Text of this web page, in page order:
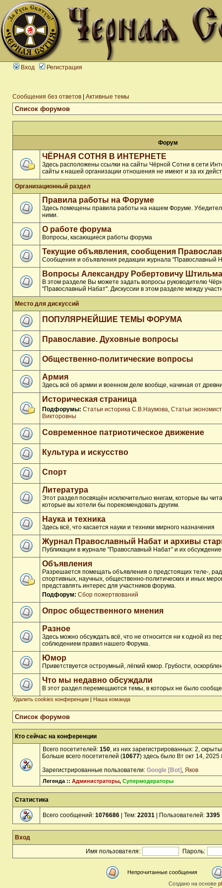
Вход Регистрация
Сообщения без ответов Активные темы
Список форумов
Форум
ЧЁРНАЯ СОТНЯ В ИНТЕРНЕТЕ
Здесь расположены ссылки на сайты Чёрной Сотни в сети
сайты к нашей организации отношения не имеют и за их
Организационный раздел
Правила работы на Форуме
Здесь помещены правила работы на нашем Форуме.
ними.
О работе форума
Вопросы, касающиеся работы форума
Текущие объявления, сообщения
Сообщения и объявления редакции журнала "Православный
Вопросы Александру Робертовичу
В этом разделе Вы можете задать вопросы руководителю
"Православный Набат". Дискуссии в этом разделе между
Место для дискуссий
ПОПУЛЯРНЕЙШИЕ ТЕМЫ ФОРУМА
Православие. Духовные вопросы
Общественно-политические вопросы
Армия
Здесь всё об армии и военном деле вообще, начиная от
Историческая страница
Подфорумы: Статьи историка С.В.Наумова, Статьи
Викторовны
Современное патриотическое движение
Культура и искусство
Спорт
Литература
Этот раздел посвящён исключительно книгам, которые вы
которые вы хотели бы порекомендовать другим.
Наука и техника
Здесь всё, что касается науки и техники мирного назначения
Журнал Православный Набат и архивы
Публикации в журнале "Православный Набат" и их обсуждение
Объявления
Разрешается помещать объявления о предстоящих теле-,
спортивных, научных, общественно-политических и иных
представлять интерес для участников форума.
Подфорум: Сбор пожертвований
Опрос общественного мнения
Разное
Здесь можно обсуждать всё, что не относится ни к одной из
соблюдением правил нашего Форума.
Юмор
Приветствуется остроумный, лёгкий юмор. Грубости,
Что мы недавно обсуждали
В этот раздел перемещаются темы, в которых не было
Удалить cookies конференции | Наша команда
Список форумов
Кто сейчас на конференции
Всего посетителей: 150, из них зарегистрированных: 2,
Больше всего посетителей (10677) здесь было Вт окт 14, 2025
Зарегистрированные пользователи: Google [Bot] , Яков
Легенда :: Администраторы, Супермодераторы
Статистика
Всего сообщений: 1076686 | Тем: 22031 | Пользователей: 3395
Вход
Имя пользователя:
Пароль:
Непрочитанные сообщения
Создано на основе